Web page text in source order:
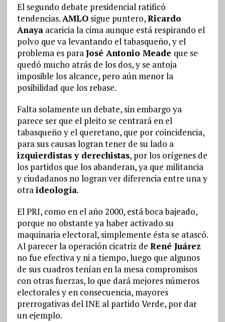
El segundo debate presidencial ratificó
tendencias.AMLOsigue puntero,Ricardo
Anayaacaricia la cima aunque está respirando el
polvo que va levantando el tabasqueño, y el
problema es paraJosé Antonio Meade que se
quedó mucho atrás de los dos, y se antoja
imposible los alcance, pero aún menor la
posibilidad que los rebase.
Falta solamente un debate, sin embargo ya
parece ser que el pleito se centrará en el
tabasqueño y el queretano, que por coincidencia,
para sus causas logran tener de su lado a
izquierdistas y derechistas, por los orígenes de
los partidos que los abanderan, ya que militancia
y ciudadanos no logran ver diferencia entre una y
otraideología.
El PRI, como en el año 2000, está boca bajeado,
porque no obstante ya haber activado su
maquinaria electoral, simplemente ésta se atascó.
Al parecer la operación cicatriz de René Juárez
no fue efectiva y ni a tiempo, luego que algunos
de sus cuadros tenían en la mesa compromisos
con otras fuerzas, lo que dará mejores números
electorales y en consecuencia, mayores
prerrogativas del INE al partido Verde, por dar
un ejemplo.